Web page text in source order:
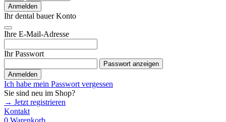
Anmelden
Ihr dental bauer Konto
Ihre E-Mail-Adresse
Ihr Passwort
Passwort anzeigen
Anmelden
Ich habe mein Passwort vergessen
Sie sind neu im Shop?
→ Jetzt registrieren
Kontakt
0 Warenkorb